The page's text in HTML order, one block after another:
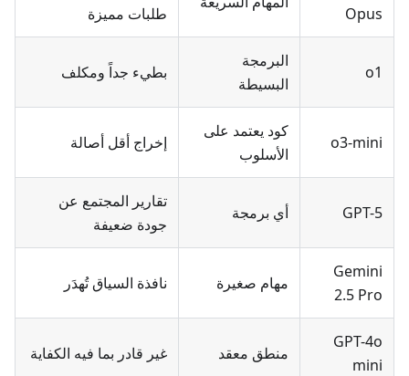
Opus طلبات مميزة
o1
البرمجة
البسيطة
بطيء جداً ومكلف
o3-mini
كود يعتمد على
الأسلوب
إخراج أقل أصالة
GPT-5 أي برمجة
تقارير المجتمع عن
جودة ضعيفة
Gemini
2.5 Pro
مهام صغيرة نافذة السياق تُهدَر
GPT-4o
mini
منطق معقد غير قادر بما فيه الكفاية